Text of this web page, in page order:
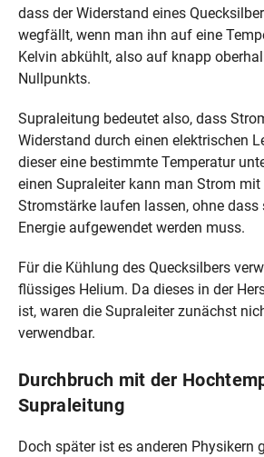
dass der Widerstand eines
wegfällt, wenn man ihn auf eine
Kelvin abkühlt, also auf knapp
Nullpunkts.
Supraleitung bedeutet also, dass
Widerstand durch einen elektrischen
dieser eine bestimmte Temperatur
einen Supraleiter kann man Strom
Stromstärke laufen lassen, ohne
Energie aufgewendet werden muss.
Für die Kühlung des Quecksilbers
flüssiges Helium. Da dieses in der
ist, waren die Supraleiter zunächst
verwendbar.
Durchbruch mit der
Supraleitung
Doch später ist es anderen Physikern